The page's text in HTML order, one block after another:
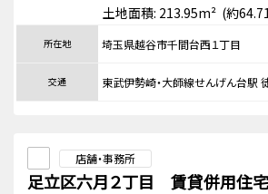
土地面積: 213.95m² (約
所在地 埼玉県越谷市千間台西１丁目
交通 東武伊勢崎・大師線せんげん台駅
店舗・事務所
足立区六月２丁目 賃貸併用住宅